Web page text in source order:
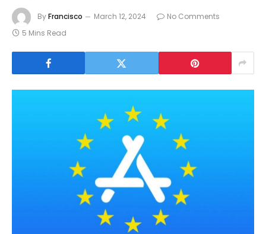
ByFrancisco March 12, 2024
No Comments
5 Mins Read